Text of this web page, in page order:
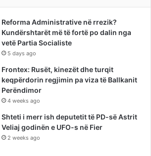
Reforma Administrative në rrezik?
Kundërshtarët më të fortë po dalin nga
vetë Partia Socialiste
5 days ago
Frontex: Rusët, kinezët dhe turqit
keqpërdorin regjimin pa viza të Ballkanit
Perëndimor
4 weeks ago
Shteti i merr ish deputetit të PD-së Astrit
Veliaj godinën e UFO-s në Fier
2 weeks ago